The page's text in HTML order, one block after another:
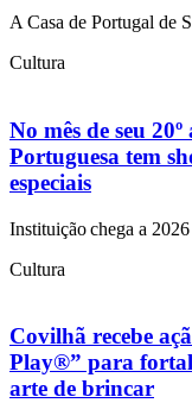
A Casa de Portugal de
Cultura
No mês de seu
Portuguesa tem
especiais
Instituição chega a
Cultura
Covilhã recebe
Play®” para
arte de brincar